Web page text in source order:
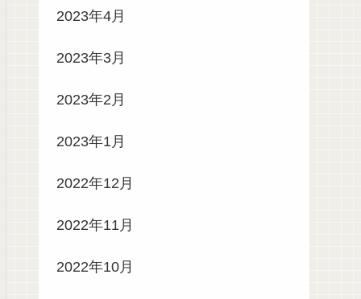
2023年4月
2023年3月
2023年2月
2023年1月
2022年12月
2022年11月
2022年10月